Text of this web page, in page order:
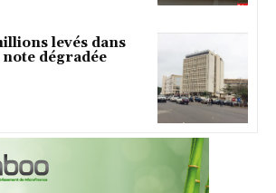
levés dans
note dégradée